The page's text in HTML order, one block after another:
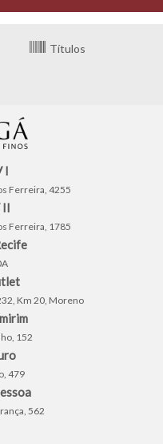
Títulos
I
Ferreira, 4255
II
Ferreira, 1785
Km 20, Moreno
152
479
562